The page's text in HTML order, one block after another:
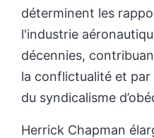
déterminent les
l'industrie
décennies,
la conflictualité et par
du syndicalisme
Herrick Chapman